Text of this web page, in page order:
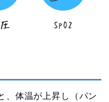
、体温が上昇し（パン